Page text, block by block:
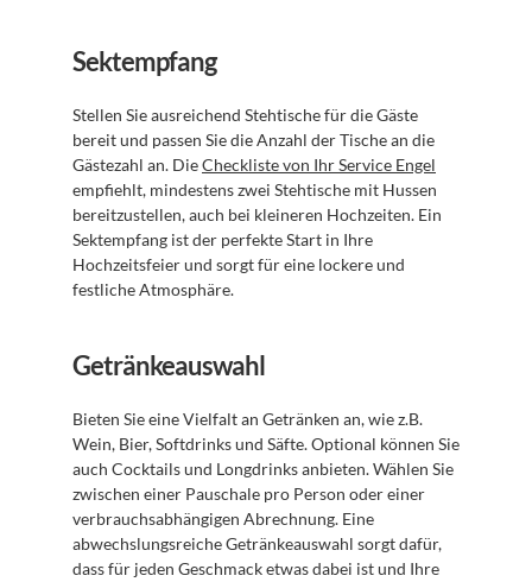
Sektempfang
Stellen Sie ausreichend Stehtische für die Gäste
bereit und passen Sie die Anzahl der Tische an die
Gästezahl an. Die Checkliste von Ihr Service Engel
empfiehlt, mindestens zwei Stehtische mit Hussen
bereitzustellen, auch bei kleineren Hochzeiten. Ein
Sektempfang ist der perfekte Start in Ihre
Hochzeitsfeier und sorgt für eine lockere und
festliche Atmosphäre.
Getränkeauswahl
Bieten Sie eine Vielfalt an Getränken an, wie z.B.
Wein, Bier, Softdrinks und Säfte. Optional können Sie
auch Cocktails und Longdrinks anbieten. Wählen Sie
zwischen einer Pauschale pro Person oder einer
verbrauchsabhängigen Abrechnung. Eine
abwechslungsreiche Getränkeauswahl sorgt dafür,
dass für jeden Geschmack etwas dabei ist und Ihre